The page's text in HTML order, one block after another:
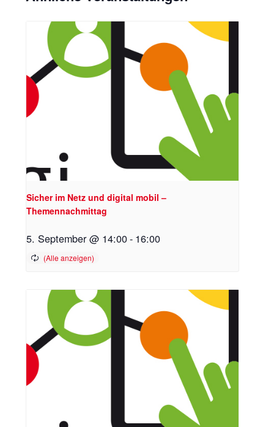
Sicher im Netz und digital mobil –
Themennachmittag
5. September @ 14:00- 16:00